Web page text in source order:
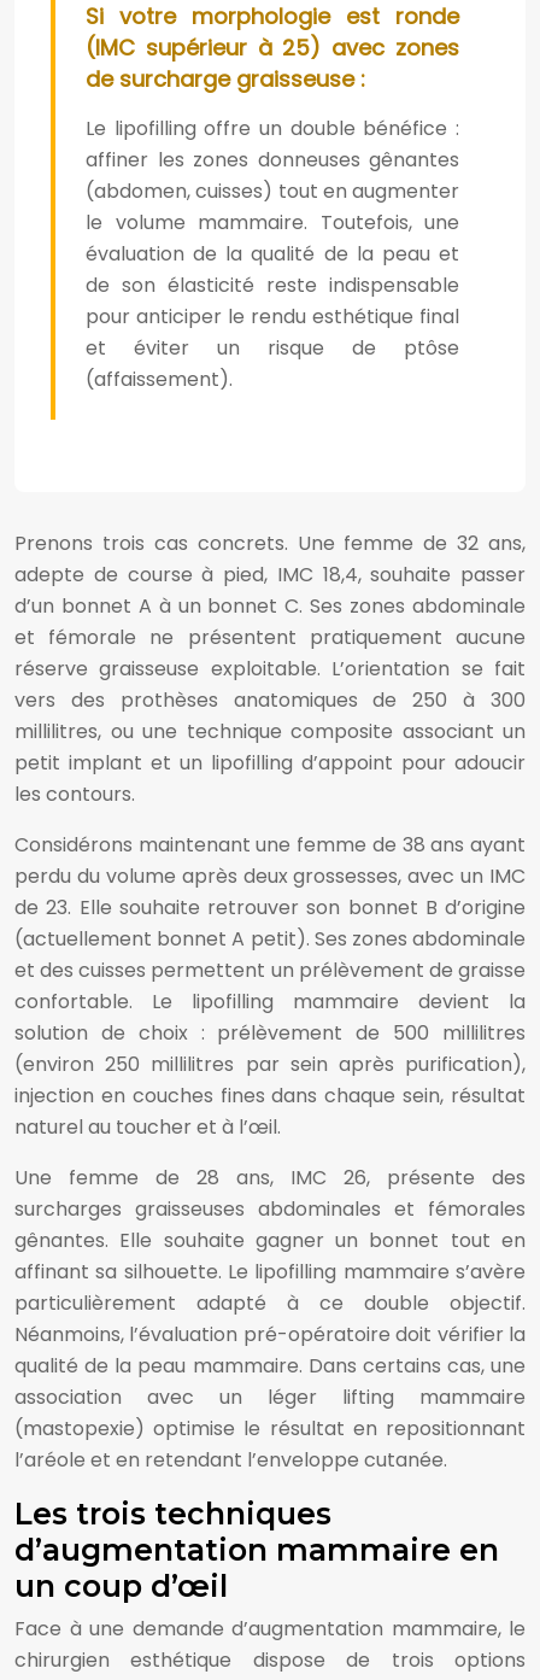
Si votre morphologie est ronde
(IMC supérieur à 25) avec zones
de surcharge graisseuse :
Le lipofilling offre un double bénéfice :
affiner les zones donneuses gênantes
(abdomen, cuisses) tout en augmenter
le volume mammaire. Toutefois, une
évaluation de la qualité de la peau et
de son élasticité reste indispensable
pour anticiper le rendu esthétique final
et éviter un risque de ptôse
(affaissement).
Prenons trois cas concrets. Une femme de 32 ans,
adepte de course à pied, IMC 18,4, souhaite passer
d’un bonnet A à un bonnet C. Ses zones abdominale
et fémorale ne présentent pratiquement aucune
réserve graisseuse exploitable. L’orientation se fait
vers des prothèses anatomiques de 250 à 300
millilitres, ou une technique composite associant un
petit implant et un lipofilling d’appoint pour adoucir
les contours.
Considérons maintenant une femme de 38 ans ayant
perdu du volume après deux grossesses, avec un IMC
de 23. Elle souhaite retrouver son bonnet B d’origine
(actuellement bonnet A petit). Ses zones abdominale
et des cuisses permettent un prélèvement de graisse
confortable. Le lipofilling mammaire devient la
solution de choix : prélèvement de 500 millilitres
(environ 250 millilitres par sein après purification),
injection en couches fines dans chaque sein, résultat
naturel au toucher et à l’œil.
Une femme de 28 ans, IMC 26, présente des
surcharges graisseuses abdominales et fémorales
gênantes. Elle souhaite gagner un bonnet tout en
affinant sa silhouette. Le lipofilling mammaire s’avère
particulièrement adapté à ce double objectif.
Néanmoins, l’évaluation pré-opératoire doit vérifier la
qualité de la peau mammaire. Dans certains cas, une
association avec un léger lifting mammaire
(mastopexie) optimise le résultat en repositionnant
l’aréole et en retendant l’enveloppe cutanée.
Les trois techniques
d’augmentation mammaire en
un coup d’œil
Face à une demande d’augmentation mammaire, le
chirurgien esthétique dispose de trois options